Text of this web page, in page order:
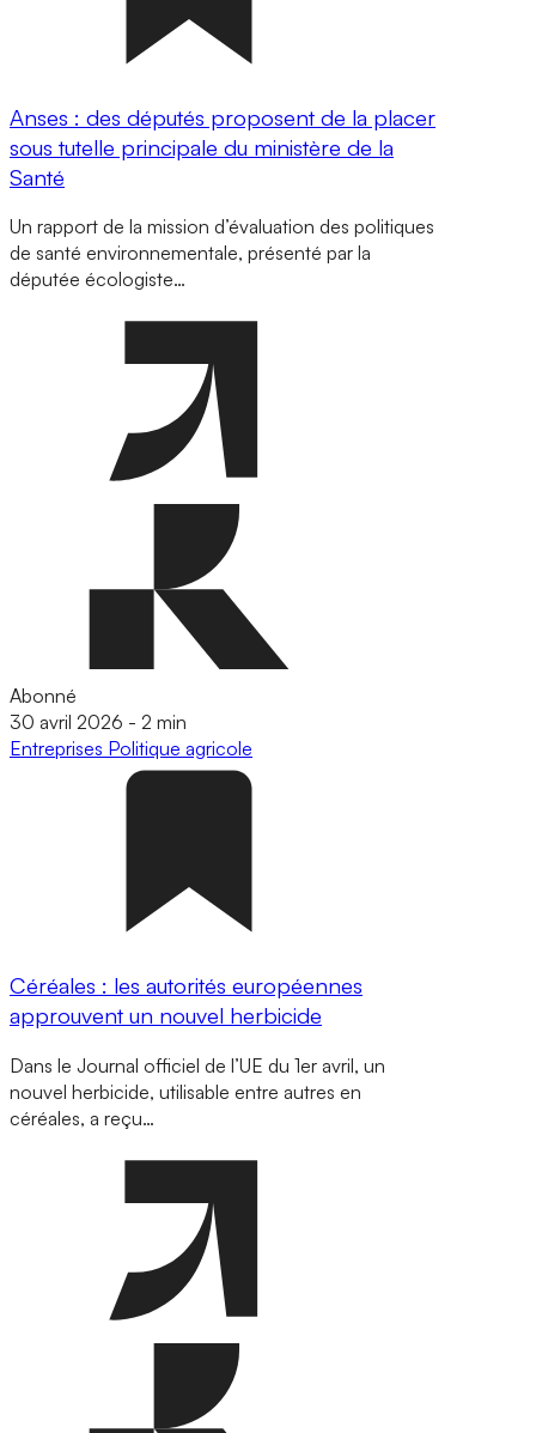
Anses : des députés proposent de la placer
sous tutelle principale du ministère de la
Santé
Un rapport de la mission d’évaluation des politiques
de santé environnementale, présenté par la
députée écologiste…
Abonné
30 avril 2026 - 2 min
Entreprises Politique agricole
Céréales : les autorités européennes
approuvent un nouvel herbicide
Dans le Journal officiel de l’UE du 1er avril, un
nouvel herbicide, utilisable entre autres en
céréales, a reçu…